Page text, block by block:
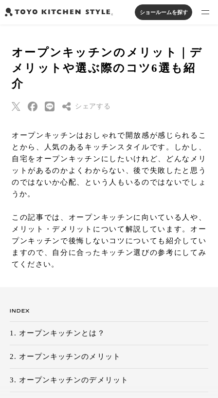
オープンキッチン
アイランドキッチン
ペニンシュラキッチン
壁付けキッチン
対面キッチン
システムキッチン
家具・照明・タイル
バス・洗面
実例から探す
オンラインストア
お知らせ
よくあるご質問
お問い合わせ
サポート
LANGUAGE : JP
EN
CN
ショールームを探す
オープンキッチンのメリット｜デ
メリットや選ぶ際のコツ6選も紹
介
シェアする
Threads
Pinterest
はてなブックマー
ク
オープンキッチンはおしゃれで開放感が感じられるこ
とから、人気のあるキッチンスタイルです。しかし、
自宅をオープンキッチンにしたいけれど、どんなメリ
ットがあるのかよくわからない、後で失敗したと思う
のではないか心配、という人もいるのではないでしょ
うか。
この記事では、オープンキッチンに向いている人や、
メリット・デメリットについて解説しています。オー
プンキッチンで後悔しないコツについても紹介してい
ますので、自分に合ったキッチン選びの参考にしてみ
てください。
INDEX
オープンキッチンとは？
オープンキッチンのメリット
オープンキッチンのデメリット